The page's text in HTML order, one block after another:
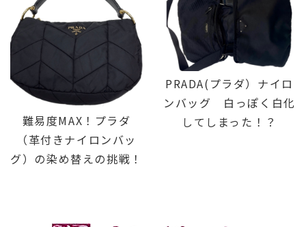
難易度MAX！プラダ
（革付きナイロンバッ
グ）の染め替えの挑戦！
PRADA(プラダ）ナイロ
ンバッグ 白っぽく白化
してしまった！？